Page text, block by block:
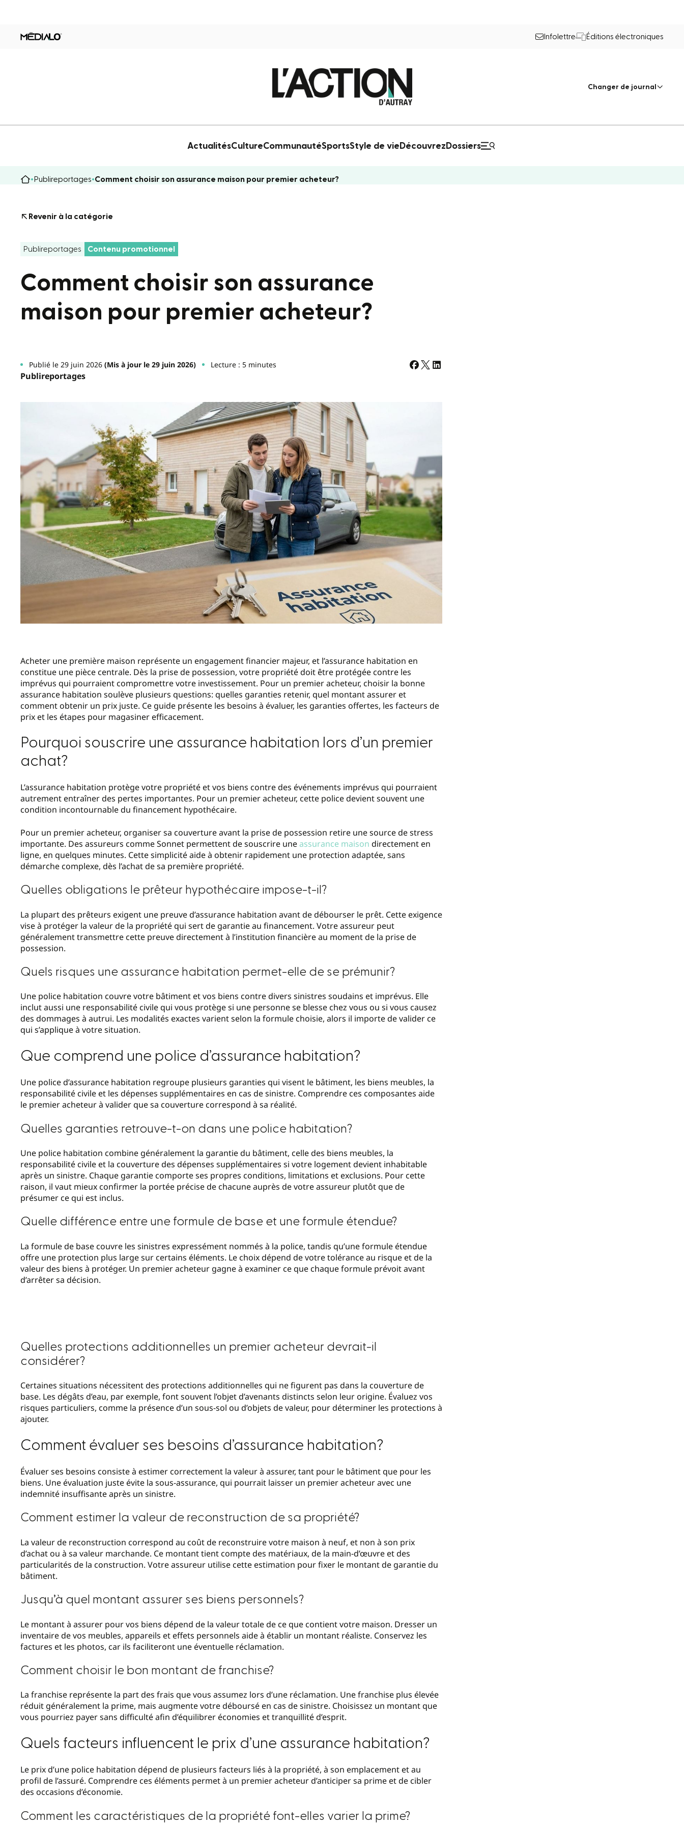
Infolettre Éditions électroniques
Changer de journal
ActualitésCultureCommunautéSportsStyle de vie Découvrez Dossiers
Publireportages Comment choisir son assurance maison pour premier acheteur?
Revenir à la catégorie
Publireportages Contenu promotionnel
Comment choisir son assurance
maison pour premier acheteur?
Publié le 29 juin 2026(Mis à jour le 29 juin 2026) Lecture : 5 minutes
Publireportages
Acheter une première maison représente un engagement financier majeur, et l’assurance habitation en
constitue une pièce centrale. Dès la prise de possession, votre propriété doit être protégée contre les
imprévus qui pourraient compromettre votre investissement. Pour un premier acheteur, choisir la bonne
assurance habitation soulève plusieurs questions: quelles garanties retenir, quel montant assurer et
comment obtenir un prix juste. Ce guide présente les besoins à évaluer, les garanties offertes, les facteurs de
prix et les étapes pour magasiner efficacement.
Pourquoi souscrire une assurance habitation lors d’un premier
achat?
L’assurance habitation protège votre propriété et vos biens contre des événements imprévus qui pourraient
autrement entraîner des pertes importantes. Pour un premier acheteur, cette police devient souvent une
condition incontournable du financement hypothécaire.
Pour un premier acheteur, organiser sa couverture avant la prise de possession retire une source de stress
importante. Des assureurs comme Sonnet permettent de souscrire uneassurance maison directement en
ligne, en quelques minutes. Cette simplicité aide à obtenir rapidement une protection adaptée, sans
démarche complexe, dès l’achat de sa première propriété.
Quelles obligations le prêteur hypothécaire impose-t-il?
La plupart des prêteurs exigent une preuve d’assurance habitation avant de débourser le prêt. Cette exigence
vise à protéger la valeur de la propriété qui sert de garantie au financement. Votre assureur peut
généralement transmettre cette preuve directement à l’institution financière au moment de la prise de
possession.
Quels risques une assurance habitation permet-elle de se prémunir?
Une police habitation couvre votre bâtiment et vos biens contre divers sinistres soudains et imprévus. Elle
inclut aussi une responsabilité civile qui vous protège si une personne se blesse chez vous ou si vous causez
des dommages à autrui. Les modalités exactes varient selon la formule choisie, alors il importe de valider ce
qui s’applique à votre situation.
Que comprend une police d’assurance habitation?
Une police d’assurance habitation regroupe plusieurs garanties qui visent le bâtiment, les biens meubles, la
responsabilité civile et les dépenses supplémentaires en cas de sinistre. Comprendre ces composantes aide
le premier acheteur à valider que sa couverture correspond à sa réalité.
Quelles garanties retrouve-t-on dans une police habitation?
Une police habitation combine généralement la garantie du bâtiment, celle des biens meubles, la
responsabilité civile et la couverture des dépenses supplémentaires si votre logement devient inhabitable
après un sinistre. Chaque garantie comporte ses propres conditions, limitations et exclusions. Pour cette
raison, il vaut mieux confirmer la portée précise de chacune auprès de votre assureur plutôt que de
présumer ce qui est inclus.
Quelle différence entre une formule de base et une formule étendue?
La formule de base couvre les sinistres expressément nommés à la police, tandis qu’une formule étendue
offre une protection plus large sur certains éléments. Le choix dépend de votre tolérance au risque et de la
valeur des biens à protéger. Un premier acheteur gagne à examiner ce que chaque formule prévoit avant
d’arrêter sa décision.
Quelles protections additionnelles un premier acheteur devrait-il
considérer?
Certaines situations nécessitent des protections additionnelles qui ne figurent pas dans la couverture de
base. Les dégâts d’eau, par exemple, font souvent l’objet d’avenants distincts selon leur origine. Évaluez vos
risques particuliers, comme la présence d’un sous-sol ou d’objets de valeur, pour déterminer les protections à
ajouter.
Comment évaluer ses besoins d’assurance habitation?
Évaluer ses besoins consiste à estimer correctement la valeur à assurer, tant pour le bâtiment que pour les
biens. Une évaluation juste évite la sous-assurance, qui pourrait laisser un premier acheteur avec une
indemnité insuffisante après un sinistre.
Comment estimer la valeur de reconstruction de sa propriété?
La valeur de reconstruction correspond au coût de reconstruire votre maison à neuf, et non à son prix
d’achat ou à sa valeur marchande. Ce montant tient compte des matériaux, de la main-d’œuvre et des
particularités de la construction. Votre assureur utilise cette estimation pour fixer le montant de garantie du
bâtiment.
Jusqu’à quel montant assurer ses biens personnels?
Le montant à assurer pour vos biens dépend de la valeur totale de ce que contient votre maison. Dresser un
inventaire de vos meubles, appareils et effets personnels aide à établir un montant réaliste. Conservez les
factures et les photos, car ils faciliteront une éventuelle réclamation.
Comment choisir le bon montant de franchise?
La franchise représente la part des frais que vous assumez lors d’une réclamation. Une franchise plus élevée
réduit généralement la prime, mais augmente votre déboursé en cas de sinistre. Choisissez un montant que
vous pourriez payer sans difficulté afin d’équilibrer économies et tranquillité d’esprit.
Quels facteurs influencent le prix d’une assurance habitation?
Le prix d’une police habitation dépend de plusieurs facteurs liés à la propriété, à son emplacement et au
profil de l’assuré. Comprendre ces éléments permet à un premier acheteur d’anticiper sa prime et de cibler
des occasions d’économie.
Comment les caractéristiques de la propriété font-elles varier la prime?